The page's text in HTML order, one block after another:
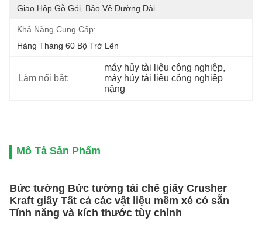
Giao Hộp Gỗ Gói, Bảo Vệ Đường Dài
Khả Năng Cung Cấp:
Hàng Tháng 60 Bộ Trở Lên
Làm nổi bật:
máy hủy tài liệu công nghiệp,
máy hủy tài liệu công nghiệp
nặng
Mô Tả Sản Phẩm
Bức tường Bức tường tái chế giấy Crusher
Kraft giấy Tất cả các vật liệu mềm xé có sẵn
Tính năng và kích thước tùy chỉnh